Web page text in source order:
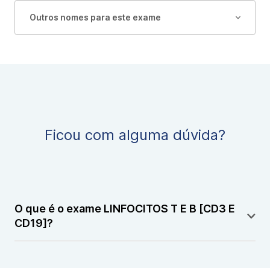
Outros nomes para este exame
Ficou com alguma dúvida?
O que é o exame LINFOCITOS T E B [CD3 E
CD19]?